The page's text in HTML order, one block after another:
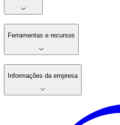
Ferramentas e recursos
Informações da empresa